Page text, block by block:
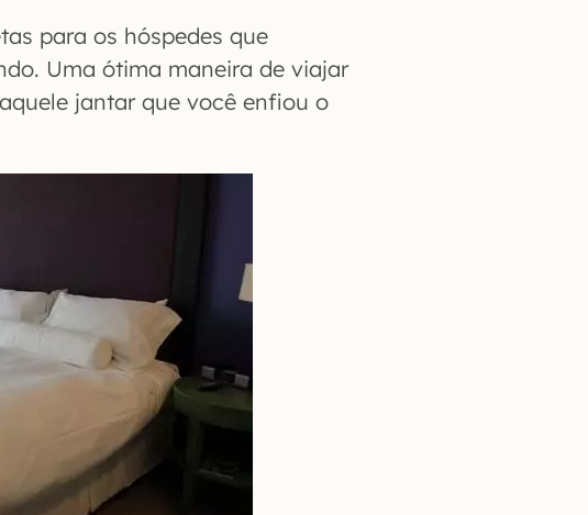
para os hóspedes que
Uma ótima maneira de viajar
jantar que você enfiou o